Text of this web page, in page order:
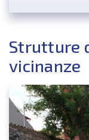
Strutture
vicinanze